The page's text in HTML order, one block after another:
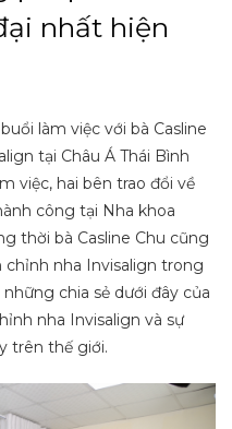
nhất hiện
làm việc với bà Casline
tại Châu Á Thái Bình
việc, hai bên trao đổi về
công tại Nha khoa
thời bà Casline Chu cũng
chỉnh nha Invisalign trong
chia sẻ dưới đây của
nha Invisalign và sự
trên thế giới.